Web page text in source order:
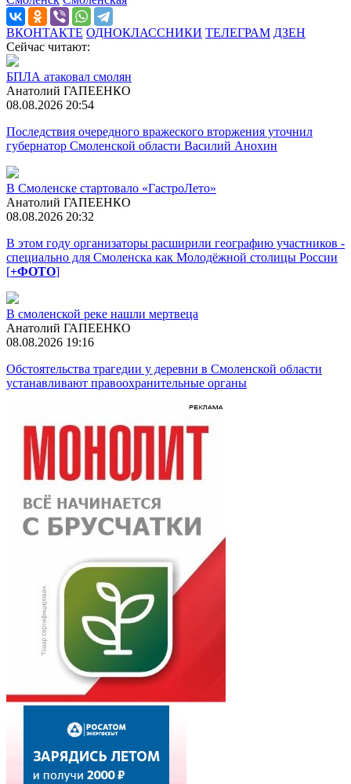
ВКОНТАКТЕ ОДНОКЛАССНИКИ ТЕЛЕГРАМ ДЗЕН
Сейчас читают:
БПЛА атаковал смолян
Анатолий ГАПЕЕНКО
08.08.2026 20:54
Последствия очередного вражеского вторжения уточнил
губернатор Смоленской области Василий Анохин
В Смоленске стартовало «ГастроЛето»
Анатолий ГАПЕЕНКО
08.08.2026 20:32
В этом году организаторы расширили географию участников -
специально для Смоленска как Молодёжной столицы России
[+ФОТО]
В смоленской реке нашли мертвеца
Анатолий ГАПЕЕНКО
08.08.2026 19:16
Обстоятельства трагедии у деревни в Смоленской области
устанавливают правоохранительные органы